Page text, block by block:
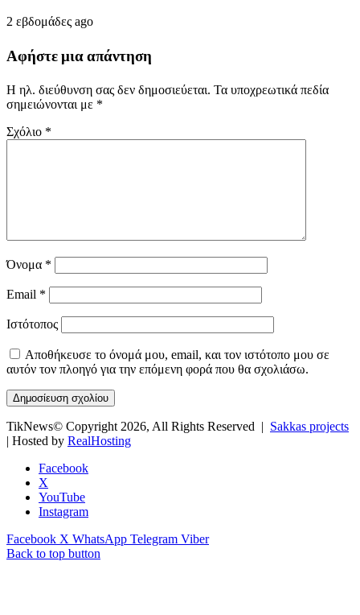
2 εβδομάδες ago
Αφήστε μια απάντηση
Η ηλ. διεύθυνση σας δεν δημοσιεύεται. Τα υποχρεωτικά πεδία
σημειώνονται με *
Σχόλιο *
Όνομα *
Email *
Ιστότοπος
Αποθήκευσε το όνομά μου, email, και τον ιστότοπο μου σε
αυτόν τον πλοηγό για την επόμενη φορά που θα σχολιάσω.
TikNews© Copyright 2026, All Rights Reserved | Sakkas projects
| Hosted by RealHosting
Facebook
X
YouTube
Instagram
Facebook X WhatsApp Telegram Viber
Back to top button